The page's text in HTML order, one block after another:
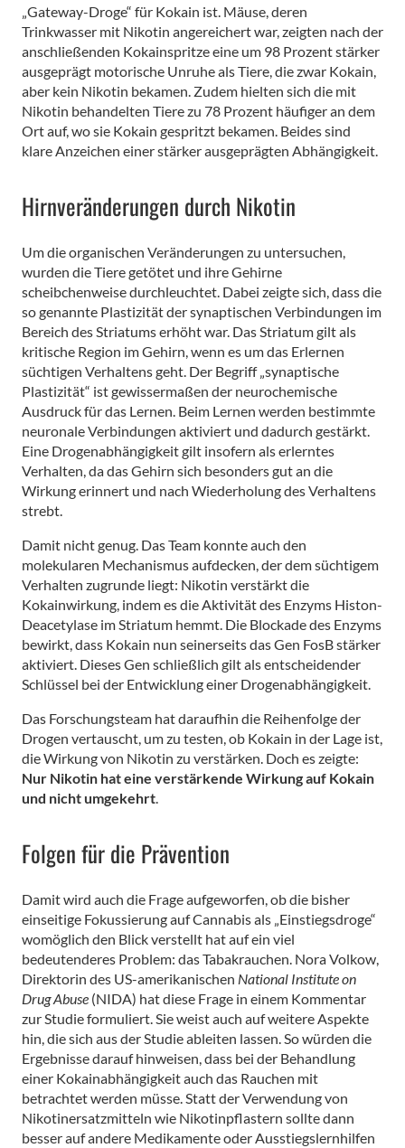
„Gateway-Droge“ für Kokain ist. Mäuse, deren
Trinkwasser mit Nikotin angereichert war, zeigten nach der
anschließenden Kokainspritze eine um 98 Prozent stärker
ausgeprägt motorische Unruhe als Tiere, die zwar Kokain,
aber kein Nikotin bekamen. Zudem hielten sich die mit
Nikotin behandelten Tiere zu 78 Prozent häufiger an dem
Ort auf, wo sie Kokain gespritzt bekamen. Beides sind
klare Anzeichen einer stärker ausgeprägten Abhängigkeit.
Hirnveränderungen durch Nikotin
Um die organischen Veränderungen zu untersuchen,
wurden die Tiere getötet und ihre Gehirne
scheibchenweise durchleuchtet. Dabei zeigte sich, dass die
so genannte Plastizität der synaptischen Verbindungen im
Bereich des Striatums erhöht war. Das Striatum gilt als
kritische Region im Gehirn, wenn es um das Erlernen
süchtigen Verhaltens geht. Der Begriff „synaptische
Plastizität“ ist gewissermaßen der neurochemische
Ausdruck für das Lernen. Beim Lernen werden bestimmte
neuronale Verbindungen aktiviert und dadurch gestärkt.
Eine Drogenabhängigkeit gilt insofern als erlerntes
Verhalten, da das Gehirn sich besonders gut an die
Wirkung erinnert und nach Wiederholung des Verhaltens
strebt.
Damit nicht genug. Das Team konnte auch den
molekularen Mechanismus aufdecken, der dem süchtigem
Verhalten zugrunde liegt: Nikotin verstärkt die
Kokainwirkung, indem es die Aktivität des Enzyms Histon-
Deacetylase im Striatum hemmt. Die Blockade des Enzyms
bewirkt, dass Kokain nun seinerseits das Gen FosB stärker
aktiviert. Dieses Gen schließlich gilt als entscheidender
Schlüssel bei der Entwicklung einer Drogenabhängigkeit.
Das Forschungsteam hat daraufhin die Reihenfolge der
Drogen vertauscht, um zu testen, ob Kokain in der Lage ist,
die Wirkung von Nikotin zu verstärken. Doch es zeigte:
Nur Nikotin hat eine verstärkende Wirkung auf Kokain
und nicht umgekehrt.
Folgen für die Prävention
Damit wird auch die Frage aufgeworfen, ob die bisher
einseitige Fokussierung auf Cannabis als „Einstiegsdroge“
womöglich den Blick verstellt hat auf ein viel
bedeutenderes Problem: das Tabakrauchen. Nora Volkow,
Direktorin des US-amerikanischen National Institute on
Drug Abuse (NIDA) hat diese Frage in einem Kommentar
zur Studie formuliert. Sie weist auch auf weitere Aspekte
hin, die sich aus der Studie ableiten lassen. So würden die
Ergebnisse darauf hinweisen, dass bei der Behandlung
einer Kokainabhängigkeit auch das Rauchen mit
betrachtet werden müsse. Statt der Verwendung von
Nikotinersatzmitteln wie Nikotinpflastern sollte dann
besser auf andere Medikamente oder Ausstiegslernhilfen